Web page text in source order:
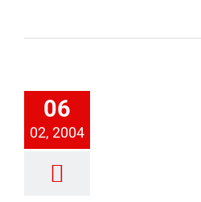
06
02, 2004